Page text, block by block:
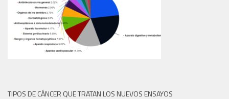
TIPOS DE CÁNCER QUE TRATAN LOS NUEVOS ENSAYOS